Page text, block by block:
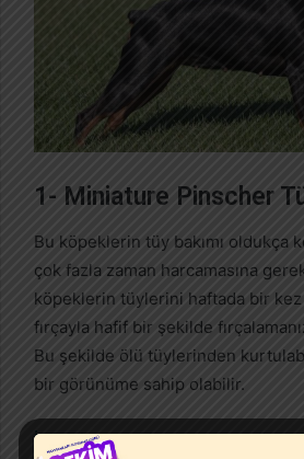
1- Miniature Pinscher
Bu köpeklerin tüy bakımı oldukça
çok fazla zaman harcamasına
köpeklerin tüylerini haftada bir
fırçayla hafif bir şekilde
Bu şekilde ölü tüylerinden
bir görünüme sahip olabilir.
İlginizi Çekebilir:5 Adımda Köpek